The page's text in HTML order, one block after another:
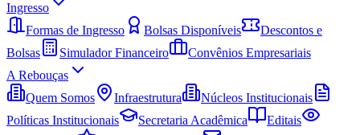
Ingresso
Formas de Ingresso
Bolsas Disponíveis
Descontos e
Bolsas
Simulador Financeiro
Convênios Empresariais
A Rebouças
Quem Somos
Infraestrutura
Núcleos Institucionais
Políticas Institucionais
Secretaria Acadêmica
Editais